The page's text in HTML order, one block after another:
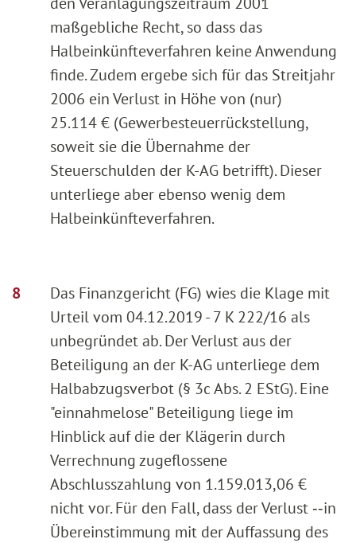
maßgebliche Recht, so dass das
Halbeinkünfteverfahren keine Anwendung
finde. Zudem ergebe sich für das Streitjahr
2006 ein Verlust in Höhe von (nur)
25.114 € (Gewerbesteuerrückstellung,
soweit sie die Übernahme der
Steuerschulden der K-AG betrifft). Dieser
unterliege aber ebenso wenig dem
Halbeinkünfteverfahren.
Das Finanzgericht (FG) wies die Klage mit
Urteil vom 04.12.2019 - 7 K 222/16 als
unbegründet ab. Der Verlust aus der
Beteiligung an der K-AG unterliege dem
Halbabzugsverbot (§ 3c Abs. 2 EStG). Eine
"einnahmelose" Beteiligung liege im
Hinblick auf die der Klägerin durch
Verrechnung zugeflossene
Abschlusszahlung von 1.159.013,06 €
nicht vor. Für den Fall, dass der Verlust ‑‑in
Übereinstimmung mit der Auffassung des